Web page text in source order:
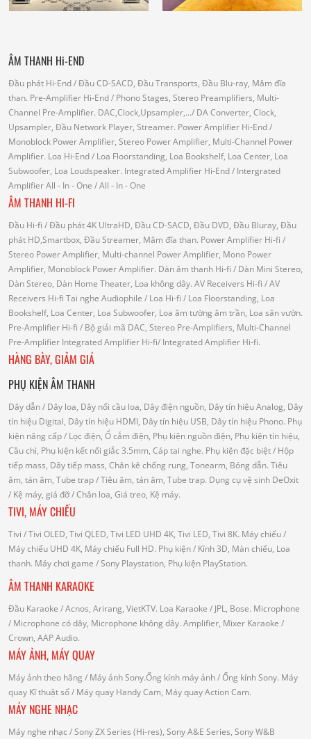
ÂM THANH Hi-END
Đầu phát Hi-End/ Đầu CD-SACD, Đầu Transports, Đầu Blu-ray, Mâm đĩa
than. Pre-Amplifier Hi-End/ Phono Stages, Stereo Preamplifiers, Multi-
Channel Pre-Amplifier. DAC,Clock,Upsampler,.../ DA Converter, Clock,
Upsampler, Đầu Network Player, Streamer. Power Amplifier Hi-End/
Monoblock Power Amplifier, Stereo Power Amplifier, Multi-Channel Power
Amplifier. Loa Hi-End/ Loa Floorstanding, Loa Bookshelf, Loa Center, Loa
Subwoofer, Loa Loudspeaker. Integrated Amplifier Hi-End/ Intergrated
AmplifierAll - In - One / All - In - One
ÂM THANH HI-FI
Đầu Hi-fi / Đầu phát 4K UltraHD, Đầu CD-SACD, Đầu DVD, Đầu Bluray, Đầu
phát HD,Smartbox, Đầu Streamer, Mâm đĩa than. Power Amplifier Hi-fi /
Stereo Power Amplifier, Multi-channel Power Amplifier, Mono Power
Amplifier, Monoblock Power Amplifier. Dàn âm thanh Hi-fi / Dàn Mini Stereo,
Dàn Stereo, Dàn Home Theater, Loa không dây. AV Receivers Hi-fi / AV
Receivers Hi-fi Tai nghe Audiophile / Loa Hi-fi / Loa Floorstanding, Loa
Bookshelf, Loa Center, Loa Subwoofer, Loa âm tường âm trần, Loa sân vườn.
Pre-Amplifier Hi-fi / Bộ giải mã DAC, Stereo Pre-Amplifiers, Multi-Channel
Pre-Amplifier Integrated Amplifier Hi-fi/ Integrated Amplifier Hi-fi.
HÀNG BÀY, GIẢM GIÁ
PHỤ KIỆN ÂM THANH
Dây dẫn/ Dây loa, Dây nối cầu loa, Dây điện nguồn, Dây tín hiệu Analog, Dây
tín hiệu Digital, Dây tín hiệu HDMI, Dây tín hiệu USB, Dây tín hiệu Phono. Phụ
kiện nâng cấp/ Lọc điện, Ổ cắm điện, Phụ kiện nguồn điện, Phụ kiện tín hiệu,
Cầu chì, Phụ kiện kết nối giắc 3.5mm, Cáp tai nghe. Phụ kiện đặc biệt/ Hộp
tiếp mass, Dây tiếp mass, Chân kê chống rung, Tonearm, Bóng dẫn. Tiêu
âm, tán âm, Tube trap/ Tiêu âm, tán âm, Tube trap. Dụng cụ vệ sinh DeOxit
/ Kệ máy, giá đỡ/ Chân loa, Giá treo, Kệ máy.
TIVI, MÁY CHIẾU
Tivi / Tivi OLED, Tivi QLED, Tivi LED UHD 4K, Tivi LED, Tivi 8K. Máy chiếu/
Máy chiếu UHD 4K, Máy chiếu Full HD. Phụ kiện/ Kính 3D, Màn chiếu, Loa
thanh. Máy chơi game / Sony Playstation, Phụ kiện PlayStation.
ÂM THANH KARAOKE
Đầu Karaoke / Acnos, Arirang, VietKTV. Loa Karaoke / JPL, Bose. Microphone
/ Microphone có dây, Microphone không dây. Amplifier, Mixer Karaoke /
Crown, AAP Audio.
MÁY ẢNH, MÁY QUAY
Máy ảnh theo hãng / Máy ảnh Sony.Ống kính máy ảnh / Ống kính Sony. Máy
quay Kĩ thuật số/ Máy quay Handy Cam, Máy quay Action Cam.
MÁY NGHE NHẠC
Máy nghe nhạc / Sony ZX Series (Hi-res), Sony A&E Series, Sony W&B